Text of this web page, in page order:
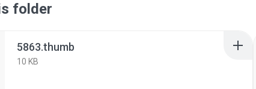
folder
5863.thumb
10 KB